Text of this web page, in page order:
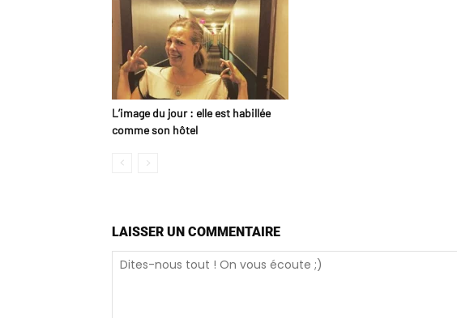
L’image du jour : elle est habillée
comme son hôtel
LAISSER UN COMMENTAIRE